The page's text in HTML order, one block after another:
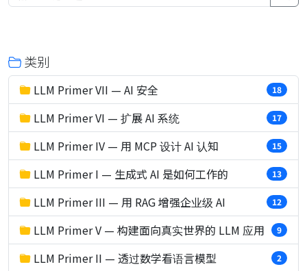
类别
LLM Primer VII — AI 安全 18
LLM Primer VI — 扩展 AI 系统 17
LLM Primer IV — 用 MCP 设计 AI 认知 15
LLM Primer I — 生成式 AI 是如何工作的 13
LLM Primer III — 用 RAG 增强企业级 AI 12
LLM Primer V — 构建面向真实世界的 LLM 应用 9
LLM Primer II — 透过数学看语言模型 2